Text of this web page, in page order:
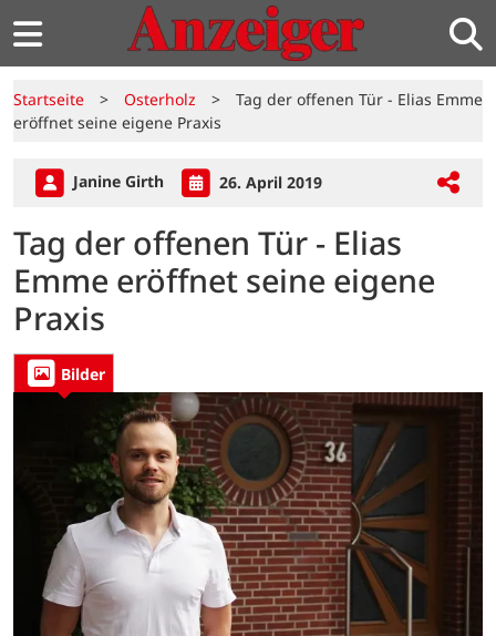
Startseite > Osterholz >
Tag der offenen Tür - Elias Emme
eröffnet seine eigene Praxis
Janine Girth 26. April 2019
Tag der offenen Tür - Elias
Emme eröffnet seine eigene
Praxis
Bilder